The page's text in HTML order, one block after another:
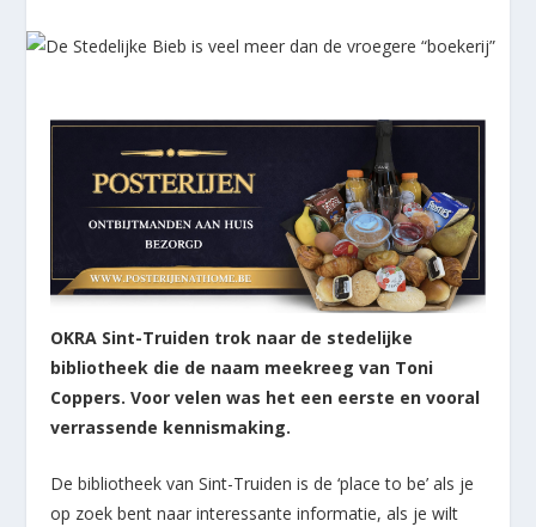
OKRA Sint-Truiden trok naar de stedelijke
bibliotheek die de naam meekreeg van Toni
Coppers. Voor velen was het een eerste en vooral
verrassende kennismaking.
De bibliotheek van Sint-Truiden is de ‘place to be’ als je
op zoek bent naar interessante informatie, als je wilt